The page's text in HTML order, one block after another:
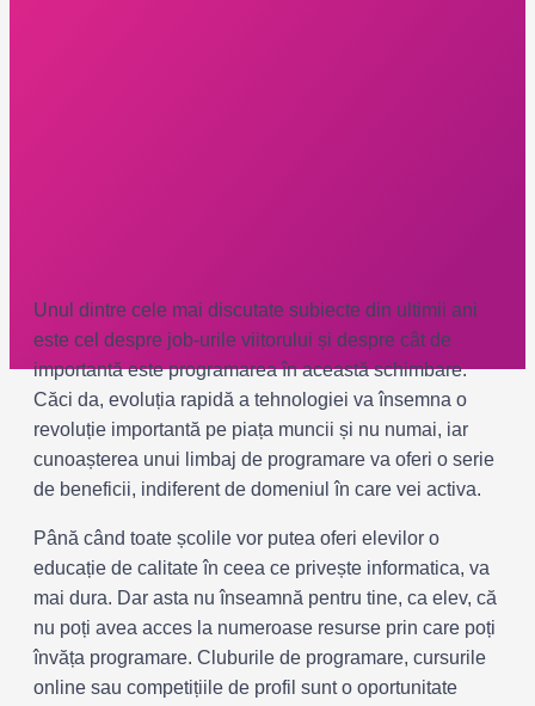
Unul dintre cele mai discutate subiecte din ultimii ani
este cel despre job-urile viitorului și despre cât de
importantă este programarea în această schimbare.
Căci da, evoluția rapidă a tehnologiei va însemna o
revoluție importantă pe piața muncii și nu numai, iar
cunoașterea unui limbaj de programare va oferi o serie
de beneficii, indiferent de domeniul în care vei activa.
Până când toate școlile vor putea oferi elevilor o
educație de calitate în ceea ce privește informatica, va
mai dura. Dar asta nu înseamnă pentru tine, ca elev, că
nu poți avea acces la numeroase resurse prin care poți
învăța programare. Cluburile de programare, cursurile
online sau competițiile de profil sunt o oportunitate